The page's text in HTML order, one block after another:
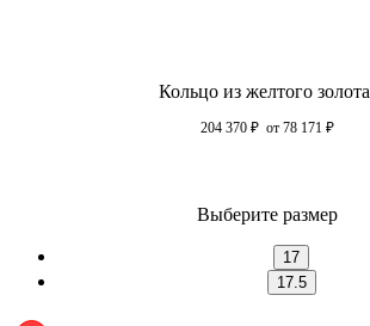
Кольцо из желтого золота
204 370 ₽ от 78 171 ₽
Выберите размер
17
17.5